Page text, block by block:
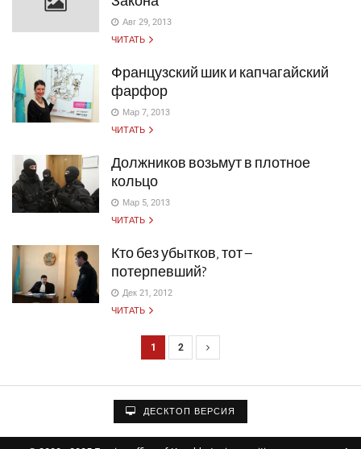
Авг 29, 2013
ЧИТАТЬ
Французский шик и капчагайский
фарфор
Мар 7, 2013
ЧИТАТЬ
Должников возьмут в плотное
кольцо
Мар 5, 2013
ЧИТАТЬ
Кто без убытков, тот –
потерпевший?
Дек 21, 2012
ЧИТАТЬ
1 2
ДЕСКТОП ВЕРСИЯ